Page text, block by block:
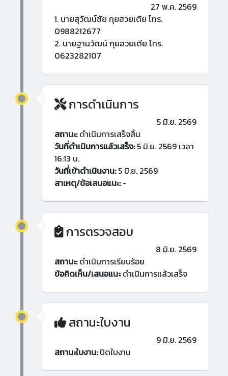
27 พ.ค. 2569
1. นายสุวัฒน์ชัย กุยฮวยเตีย โทร.
0988212677
2. นายฐานวัฒน์ กุยฮวยเตีย โทร.
0623282107
การดำเนินการ
5 มิ.ย. 2569
สถานะ:ดำเนินการเสร็จสิ้น
วันที่ดำเนินการแล้วเสร็จ:5 มิ.ย. 2569 เวลา
16:13 น.
วันที่เข้าดำเนินงาน:5 มิ.ย. 2569
สาเหตุ/ข้อเสนอแนะ:-
การตรวจสอบ
8 มิ.ย. 2569
สถานะ:ดำเนินการเรียบร้อย
ข้อคิดเห็น/เสนอแนะดำเนินการแล้วเสร็จ
สถานะใบงาน
9 มิ.ย. 2569
สถานะใบงาน:ปิดใบงาน